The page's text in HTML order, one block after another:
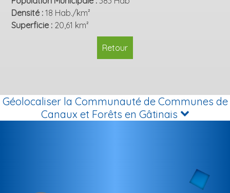
Densité 18 Hab./km²
Superficie 20,61 km²
Retour
Géolocaliser la Communauté de Communes de
Canaux et Forêts en Gâtinais